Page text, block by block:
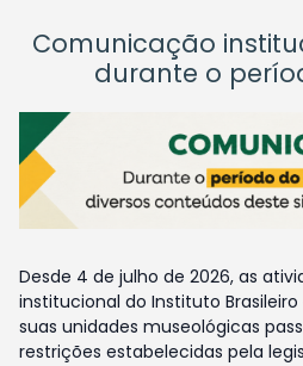
Comunicação
durante o
Desde 4 de julho de 2026, as
institucional do Instituto
suas unidades museológicas
restrições estabelecidas pela